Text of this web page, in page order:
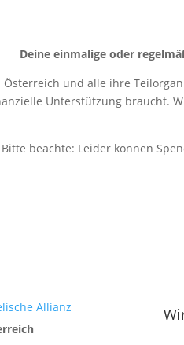
Deine einmalige oder
Österreich und alle ihre
Unterstützung braucht.
Bitte beachte: Leider können